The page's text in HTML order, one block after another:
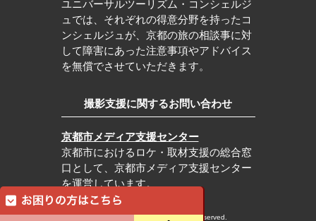
ユニバーサルツーリズム・コンシェルジ
ュでは、それぞれの得意分野を持ったコ
ンシェルジュが、京都の旅の相談事に対
して障害にあった注意事項やアドバイス
を無償でさせていただきます。
撮影支援に関するお問い合わせ
京都市メディア支援センター
京都市におけるロケ・取材支援の総合窓
口として、京都市メディア支援センター
を運営しています。
c Kyoto City Tourism Association All rights reserved.